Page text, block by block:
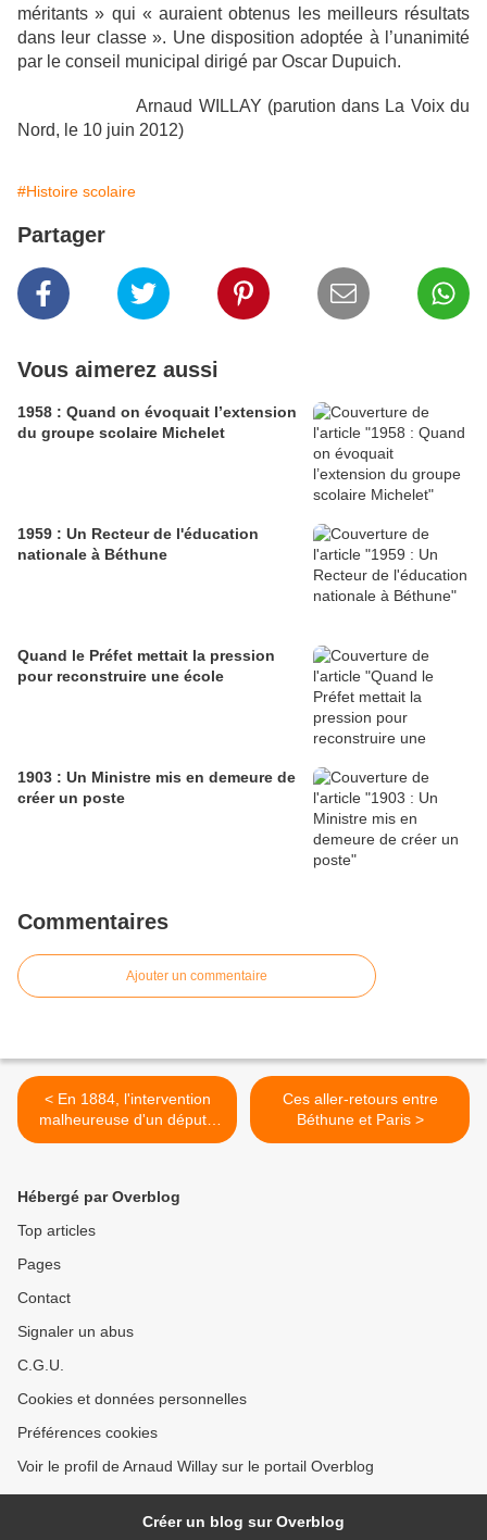
méritants » qui « auraient obtenus les meilleurs résultats
dans leur classe ». Une disposition adoptée à l’unanimité
par le conseil municipal dirigé par Oscar Dupuich.
Arnaud WILLAY (parution dans La Voix du
Nord, le 10 juin 2012)
#Histoire scolaire
Partager
Vous aimerez aussi
1958 : Quand on évoquait l’extension
du groupe scolaire Michelet
1959 : Un Recteur de l'éducation
nationale à Béthune
Quand le Préfet mettait la pression
pour reconstruire une école
1903 : Un Ministre mis en demeure de
créer un poste
Commentaires
Ajouter un commentaire
< En 1884, l'intervention
malheureuse d'un député
pour le maire
Ces aller-retours entre
Béthune et Paris >
Hébergé par Overblog
Top articles
Pages
Contact
Signaler un abus
C.G.U.
Cookies et données personnelles
Préférences cookies
Voir le profil de Arnaud Willay sur le portail Overblog
Créer un blog sur Overblog